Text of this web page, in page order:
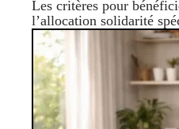
Les critères pour
l’allocation solidarité